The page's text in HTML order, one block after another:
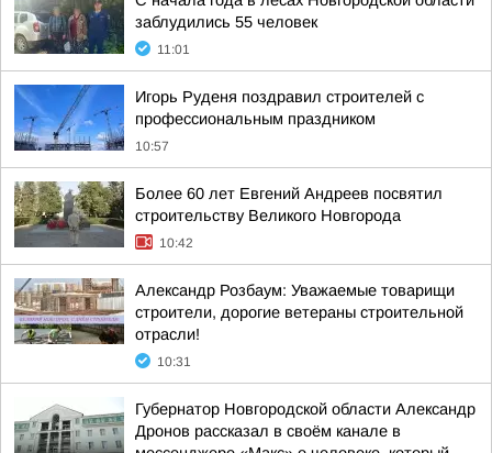
заблудились 55 человек
11:01
Игорь Руденя поздравил строителей с
профессиональным праздником
10:57
Более 60 лет Евгений Андреев посвятил
строительству Великого Новгорода
10:42
Александр Розбаум: Уважаемые товарищи
строители, дорогие ветераны строительной
отрасли!
10:31
Губернатор Новгородской области Александр
Дронов рассказал в своём канале в